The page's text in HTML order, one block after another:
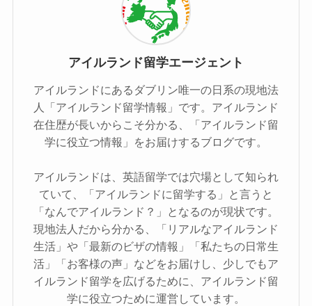
アイルランド留学エージェント
アイルランドにあるダブリン唯一の日系の現地法
人「アイルランド留学情報」です。アイルランド
在住歴が長いからこそ分かる、「アイルランド留
学に役立つ情報」をお届けするブログです。
アイルランドは、英語留学では穴場として知られ
ていて、「アイルランドに留学する」と言うと
「なんでアイルランド？」となるのが現状です。
現地法人だから分かる、「リアルなアイルランド
生活」や「最新のビザの情報」「私たちの日常生
活」「お客様の声」などをお届けし、少しでもア
イルランド留学を広げるために、アイルランド留
学に役立つために運営しています。